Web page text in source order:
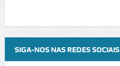
SIGA-NOS NAS REDES SOCIAIS